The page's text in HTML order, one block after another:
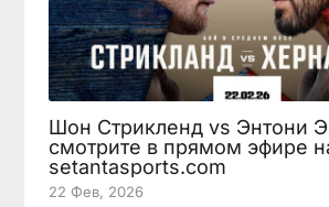
Шон Стрикленд vs Энтони
смотрите в прямом эфире
setantasports.com
22 Фев, 2026